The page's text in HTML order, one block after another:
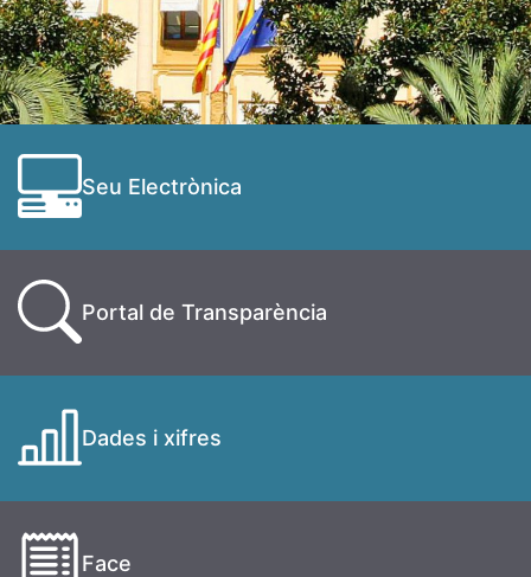
Seu Electrònica
Portal de Transparència
Dades i xifres
Face